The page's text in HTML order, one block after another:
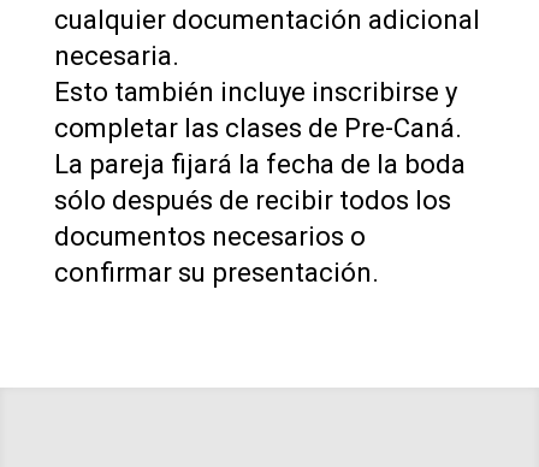
cualquier documentación adicional
necesaria.
Esto también incluye inscribirse y
completar las clases de Pre-Caná.
La pareja fijará la fecha de la boda
sólo después de recibir todos los
documentos necesarios o
confirmar su presentación.